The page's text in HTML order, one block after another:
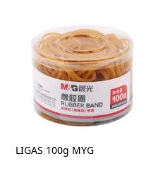
LIGAS 100g MYG